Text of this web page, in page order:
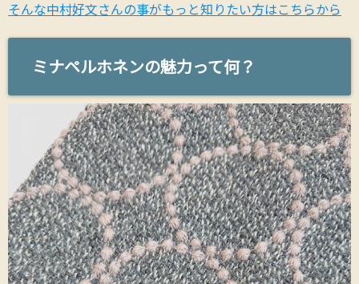
そんな中村好文さんの事がもっと知りたい方はこちらから
ミナペルホネンの魅力って何？